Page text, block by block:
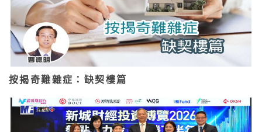
按揭奇難雜症：缺契樓篇